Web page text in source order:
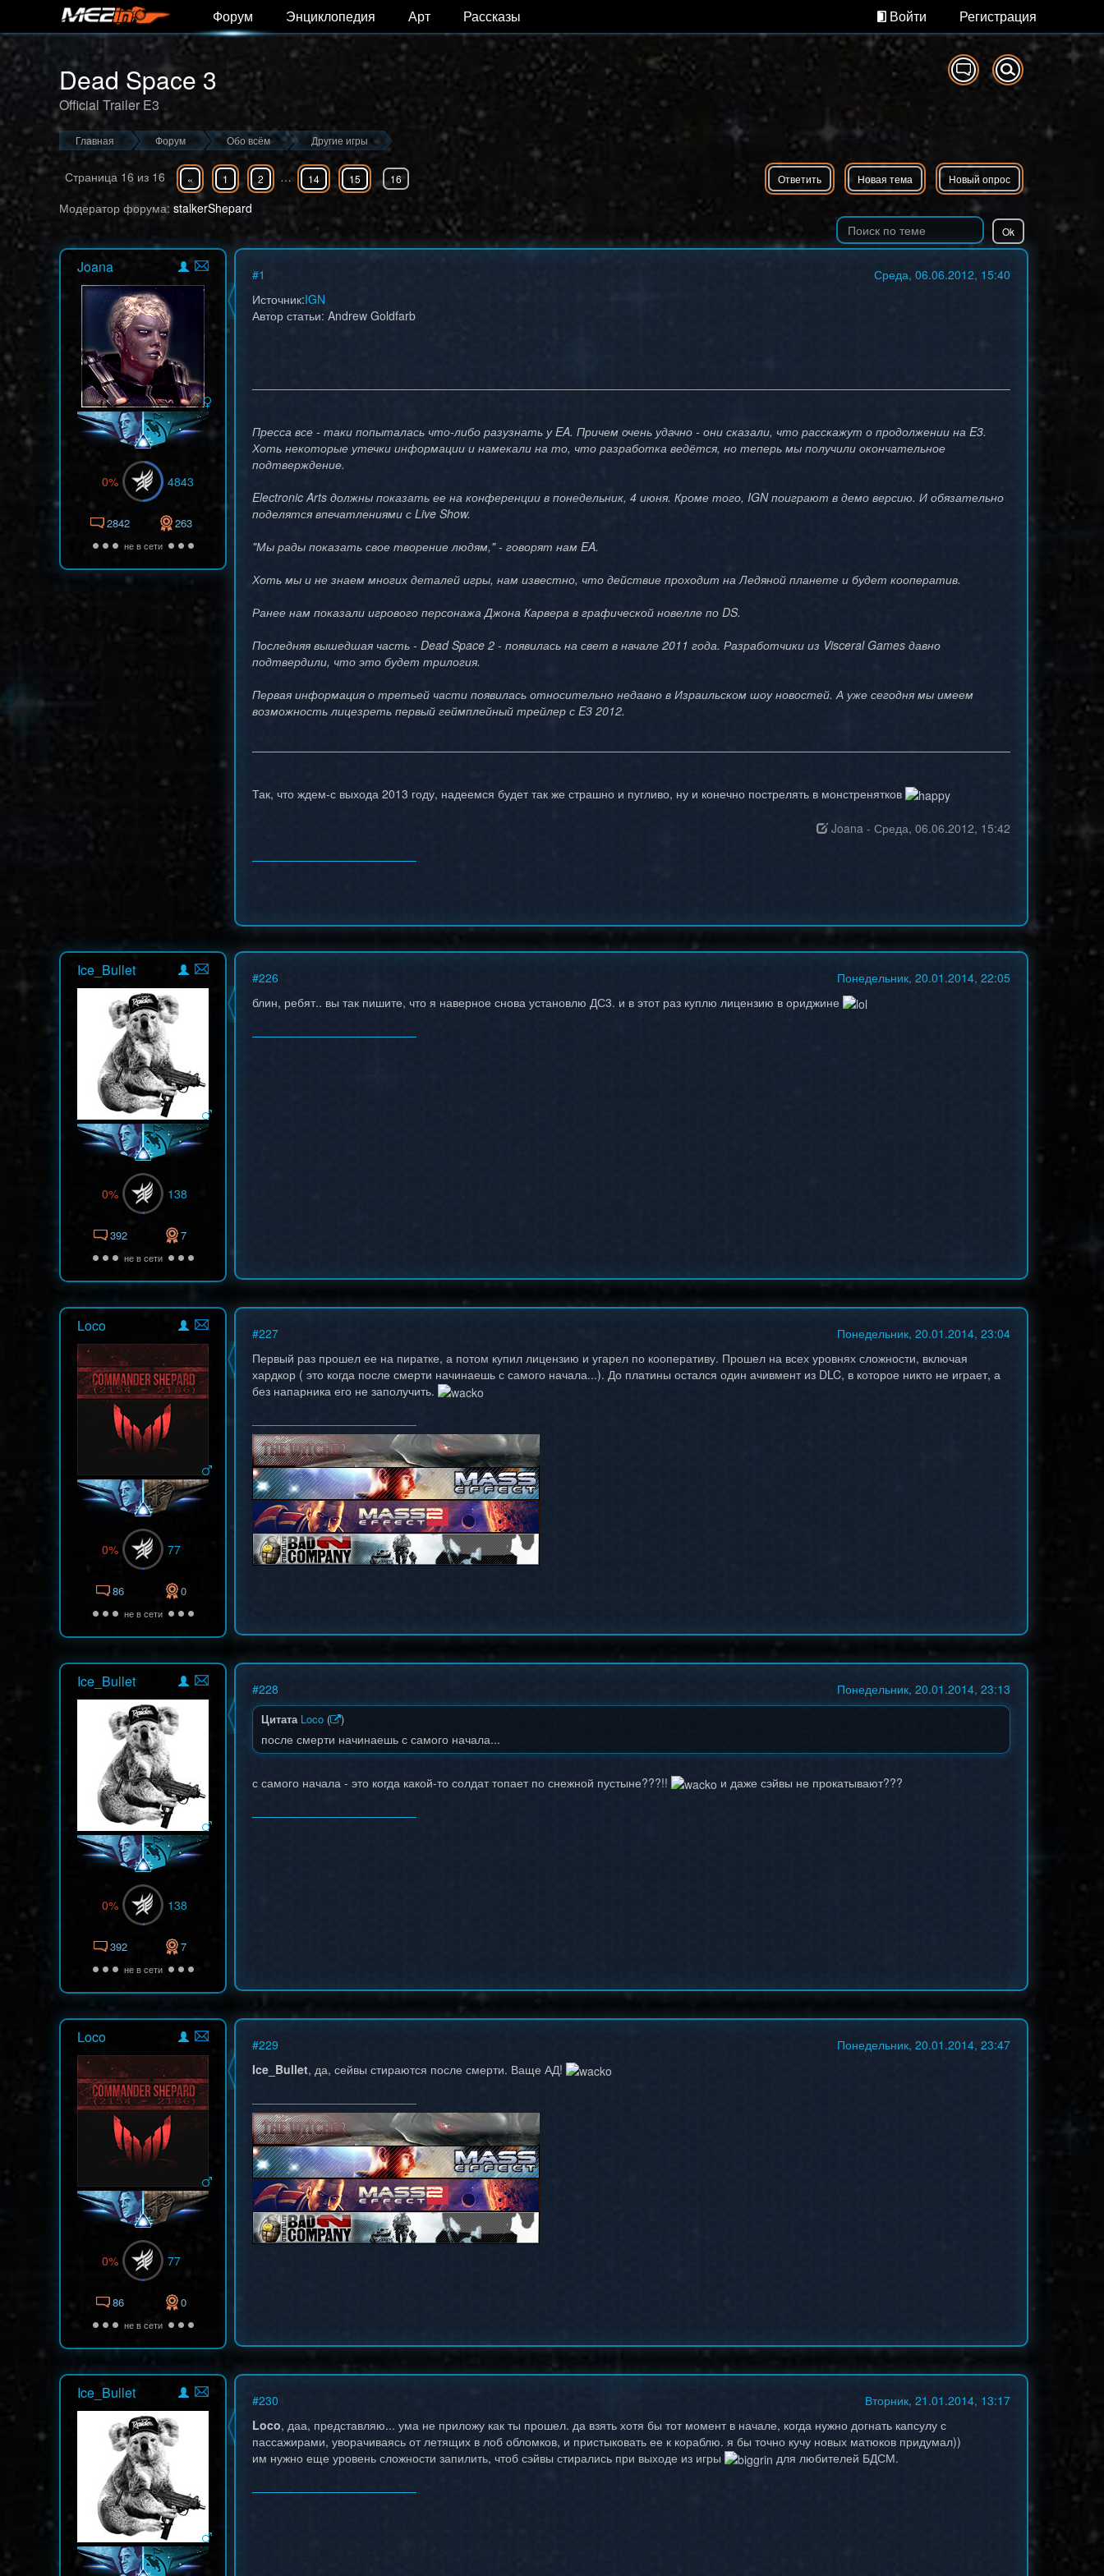
Форум Энциклопедия Арт Рассказы Войти Регистрация
Dead Space 3
Official Trailer E3
Главная Форум Обо всём Другие игры
Страница 16 из 16 « 1 2 … 14 15 16 Ответить Новая тема Новый опрос
Модератор форума: stalkerShepard
Joana
0% 4843
2842 263
не в сети
#1
Среда, 06.06.2012, 15:40
Источник:IGN
Автор статьи: Andrew Goldfarb
Пресса все - таки попыталась что-либо разузнать у EA. Причем очень удачно - они сказали, что расскажут о продолжении на E3.
Хоть некоторые утечки информации и намекали на то, что разработка ведётся, но теперь мы получили окончательное
подтверждение.
Electronic Arts должны показать ее на конференции в понедельник, 4 июня. Кроме того, IGN поиграют в демо версию. И обязательно
поделятся впечатлениями с Live Show.
"Мы рады показать свое творение людям," - говорят нам EA.
Хоть мы и не знаем многих деталей игры, нам известно, что действие проходит на Ледяной планете и будет кооператив.
Ранее нам показали игрового персонажа Джона Карвера в графической новелле по DS.
Последняя вышедшая часть - Dead Space 2 - появилась на свет в начале 2011 года. Разработчики из Visceral Games давно
подтвердили, что это будет трилогия.
Первая информация о третьей части появилась относительно недавно в Израильском шоу новостей. А уже сегодня мы имеем
возможность лицезреть первый геймплейный трейлер с E3 2012.
Так, что ждем-с выхода 2013 году, надеемся будет так же страшно и пугливо, ну и конечно пострелять в монстренятков
Joana - Среда, 06.06.2012, 15:42
Ice_Bullet
0% 138
392 7
не в сети
#226
Понедельник, 20.01.2014, 22:05
блин, ребят.. вы так пишите, что я наверное снова установлю ДС3. и в этот раз куплю лицензию в ориджине
Loco
0% 77
86 0
не в сети
#227
Понедельник, 20.01.2014, 23:04
Первый раз прошел ее на пиратке, а потом купил лицензию и угарел по кооперативу. Прошел на всех уровнях сложности, включая
хардкор ( это когда после смерти начинаешь с самого начала...). До платины остался один ачивмент из DLC, в которое никто не играет, а
без напарника его не заполучить.
Ice_Bullet
0% 138
392 7
не в сети
#228 Понедельник, 20.01.2014, 23:13
Цитата Loco ( )
после смерти начинаешь с самого начала...
с самого начала - это когда какой-то солдат топает по снежной пустыне???!! и даже сэйвы не прокатывают???
Loco
0% 77
86 0
не в сети
#229
Понедельник, 20.01.2014, 23:47
Ice_Bullet, да, сейвы стираются после смерти. Ваще АД!
Ice_Bullet #230
Вторник, 21.01.2014, 13:17
Loco, даа, представляю... ума не приложу как ты прошел. да взять хотя бы тот момент в начале, когда нужно догнать капсулу с
пассажирами, уворачиваясь от летящих в лоб обломков, и пристыковать ее к кораблю. я бы точно кучу новых матюков придумал))
им нужно еще уровень сложности запилить, чтоб сэйвы стирались при выходе из игры
для любителей БДСМ.